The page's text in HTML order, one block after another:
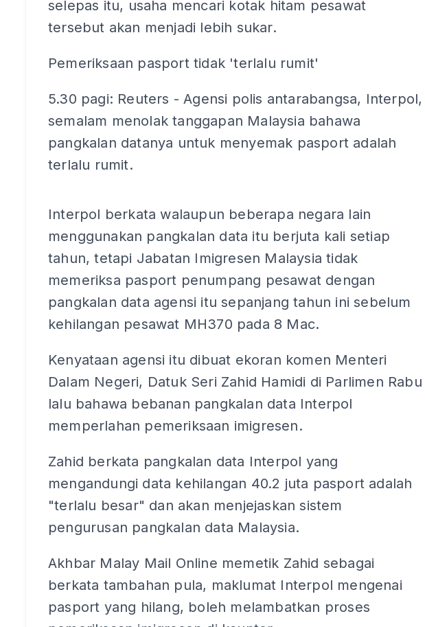
selepas itu, usaha mencari kotak hitam pesawat
tersebut akan menjadi lebih sukar.
Pemeriksaan pasport tidak 'terlalu rumit'
5.30 pagi: Reuters - Agensi polis antarabangsa, Interpol,
semalam menolak tanggapan Malaysia bahawa
pangkalan datanya untuk menyemak pasport adalah
terlalu rumit.
Interpol berkata walaupun beberapa negara lain
menggunakan pangkalan data itu berjuta kali setiap
tahun, tetapi Jabatan Imigresen Malaysia tidak
memeriksa pasport penumpang pesawat dengan
pangkalan data agensi itu sepanjang tahun ini sebelum
kehilangan pesawat MH370 pada 8 Mac.
Kenyataan agensi itu dibuat ekoran komen Menteri
Dalam Negeri, Datuk Seri Zahid Hamidi di Parlimen Rabu
lalu bahawa bebanan pangkalan data Interpol
memperlahan pemeriksaan imigresen.
Zahid berkata pangkalan data Interpol yang
mengandungi data kehilangan 40.2 juta pasport adalah
"terlalu besar" dan akan menjejaskan sistem
pengurusan pangkalan data Malaysia.
Akhbar Malay Mail Online memetik Zahid sebagai
berkata tambahan pula, maklumat Interpol mengenai
pasport yang hilang, boleh melambatkan proses